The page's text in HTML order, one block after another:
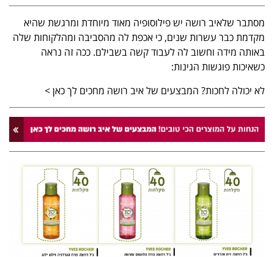
מסתבר שלאיב רושה יש פילוסופיה מאוד מיוחדת ומרגשת שהיא
מקדמת כבר עשרות שנים, כי אכפת לה מהסביבה ומהלקוחות שלה
באותה מידה וחשוב לה לעבוד קשה בשבילם. ככה זה נראה
כשאיכות פוגשות הגינות:
לא יכולה לחכות? המבצעים של איב רושה מחכים לך כאן >